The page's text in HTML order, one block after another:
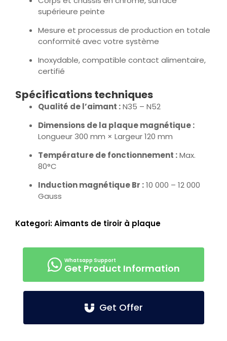
supérieure peinte
Mesure et processus de production en totale
conformité avec votre système
Inoxydable, compatible contact alimentaire,
certifié
Spécifications techniques
Qualité de l’aimant :N35 – N52
Dimensions de la plaque magnétique :
Longueur 300 mm × Largeur 120 mm
Température de fonctionnement :Max.
80°C
Induction magnétique Br :10 000 – 12 000
Gauss
Kategori:Aimants de tiroir à plaque
Get Product Information
Get Offer